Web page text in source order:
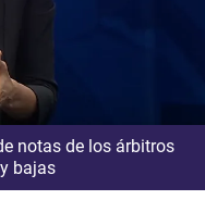
notas de los árbitros
bajas